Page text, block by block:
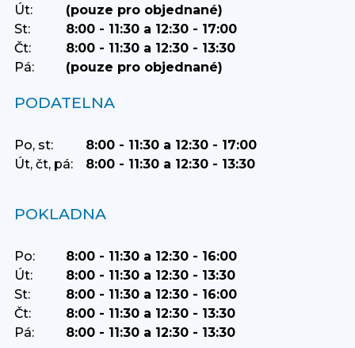
Út:
(pouze pro objednané)
St:
8:00 - 11:30 a 12:30 - 17:00
Čt:
8:00 - 11:30 a 12:30 - 13:30
Pá:
(pouze pro objednané)
PODATELNA
Po, st:
8:00 - 11:30 a 12:30 - 17:00
Út, čt, pá:
8:00 - 11:30 a 12:30 - 13:30
POKLADNA
Po:
8:00 - 11:30 a 12:30 - 16:00
Út:
8:00 - 11:30 a 12:30 - 13:30
St:
8:00 - 11:30 a 12:30 - 16:00
Čt:
8:00 - 11:30 a 12:30 - 13:30
Pá:
8:00 - 11:30 a 12:30 - 13:30